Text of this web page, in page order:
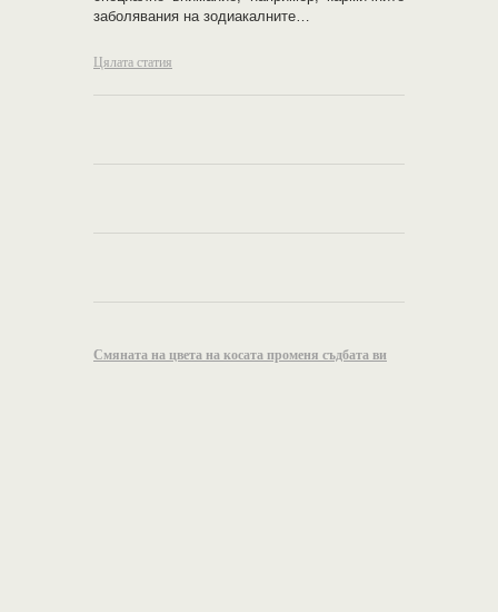
заболявания на зодиакалните…
Цялата статия
Смяната на цвета на косата променя съдбата ви